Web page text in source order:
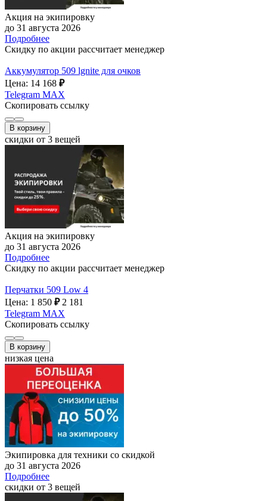
Акция на экипировку
до 31 августа 2026
Подробнее
Скидку по акции рассчитает менеджер
Аккумулятор 509 lgnite для очков
Цена: 14 168 ₽
Telegram MAX
Скопировать ссылку
В корзину
скидки от 3 вещей
Акция на экипировку
до 31 августа 2026
Подробнее
Скидку по акции рассчитает менеджер
Перчатки 509 Low 4
Цена: 1 850 ₽ 2 181
Telegram MAX
Скопировать ссылку
В корзину
низкая цена
Экипировка для техники со скидкой
до 31 августа 2026
Подробнее
скидки от 3 вещей